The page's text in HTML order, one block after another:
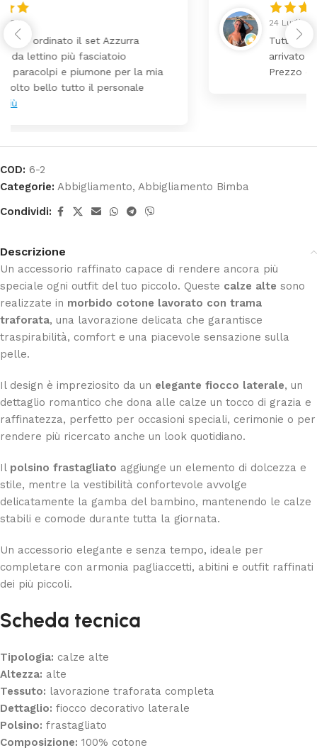
Tutti perfetto! Ho ordinato un lettino che é
arrivato ben imballato dopo pochi giorni.
Prezzo ottimi rispetto la concorrenza
COD: 6-2
Categorie: Abbigliamento, Abbigliamento Bimba
Condividi:
Descrizione
Un accessorio raffinato capace di rendere ancora più
speciale ogni outfit del tuo piccolo. Queste calze alte sono
realizzate in morbido cotone lavorato con trama
traforata, una lavorazione delicata che garantisce
traspirabilità, comfort e una piacevole sensazione sulla
pelle.
Il design è impreziosito da un elegante fiocco laterale, un
dettaglio romantico che dona alle calze un tocco di grazia e
raffinatezza, perfetto per occasioni speciali, cerimonie o per
rendere più ricercato anche un look quotidiano.
Il polsino frastagliato aggiunge un elemento di dolcezza e
stile, mentre la vestibilità confortevole avvolge
delicatamente la gamba del bambino, mantenendo le calze
stabili e comode durante tutta la giornata.
Un accessorio elegante e senza tempo, ideale per
completare con armonia pagliaccetti, abitini e outfit raffinati
dei più piccoli.
Scheda tecnica
Tipologia: calze alte
Altezza: alte
Tessuto: lavorazione traforata completa
Dettaglio: fiocco decorativo laterale
Polsino: frastagliato
Composizione: 100% cotone